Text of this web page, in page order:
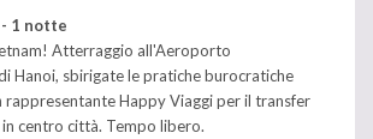
1 notte
Atterraggio all'Aeroporto
Hanoi, sbirigate le pratiche burocratiche
rappresentante Happy Viaggi per il transfer
centro città. Tempo libero.